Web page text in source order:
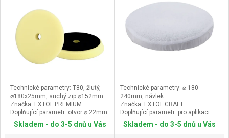
Technické parametry: T80, žlutý,
⌀180x25mm, suchý zip ⌀152mm
Značka: EXTOL PREMIUM
Doplňující parametr: otvor ⌀ 22mm
Skladem - do 3-5 dnů u Vás
Technické parametry: ⌀ 180-
240mm, návlek
Značka: EXTOL CRAFT
Doplňující parametr: pro aplikaci
leštících vosků
Skladem - do 3-5 dnů u Vás